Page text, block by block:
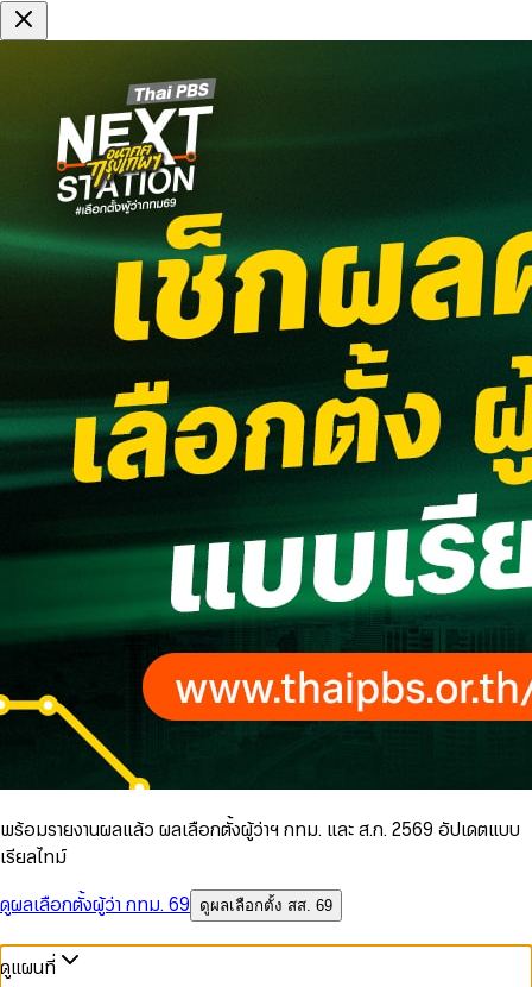
พร้อมรายงานผลแล้ว ผลเลือกตั้งผู้ว่าฯ กทม. และ ส.ก. 2569 อัปเดตแบบ
เรียลไทม์
ดูผลเลือกตั้งผู้ว่า กทม. 69
ดูผลเลือกตั้ง สส. 69
ดูแผนที่